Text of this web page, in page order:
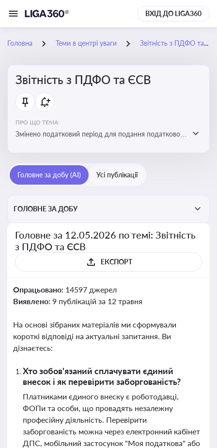
ВХІД ДО LIGA360
Головна Теми в центрі уваги Звітність з ПДФО та ЄСВ
Звітність з ПДФО та ЄСВ
ПРО ЩО ТЕМА:
Змінено податковий період для подання податкового
Головне за добу (AI) Усі публікації
ГОЛОВНЕ ЗА ДОБУ
Головне за 12.05.2026 по темі: Звітність
з ПДФО та ЄСВ
ЕКСПОРТ
Опрацьовано: 14597 джерел
Виявлено: 9 публікацій за 12 травня
На основі зібраних матеріалів ми сформували
короткі відповіді на актуальні запитання. Ви
дізнаєтесь:
Хто зобов'язаний сплачувати єдиний
внесок і як перевірити заборгованість?
Платниками єдиного внеску є роботодавці,
ФОПи та особи, що провадять незалежну
професійну діяльність. Перевірити
заборгованість можна через електронний кабінет
ДПС, мобільний застосунок "Моя податкова" або